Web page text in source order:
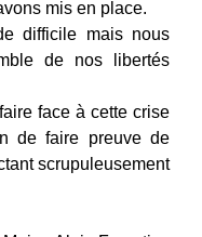
mis en place.
difficile mais nous
de nos libertés
face à cette crise
de faire preuve de
scrupuleusement